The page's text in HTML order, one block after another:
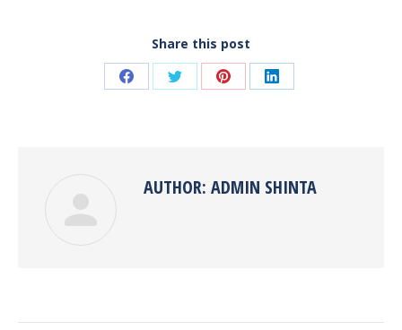
Share this post
Share Share Share Share
AUTHOR: ADMIN SHINTA